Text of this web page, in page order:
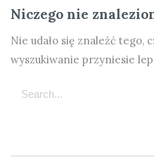
Niczego nie
Nie udało się znaleźć tego,
wyszukiwanie przyniesie